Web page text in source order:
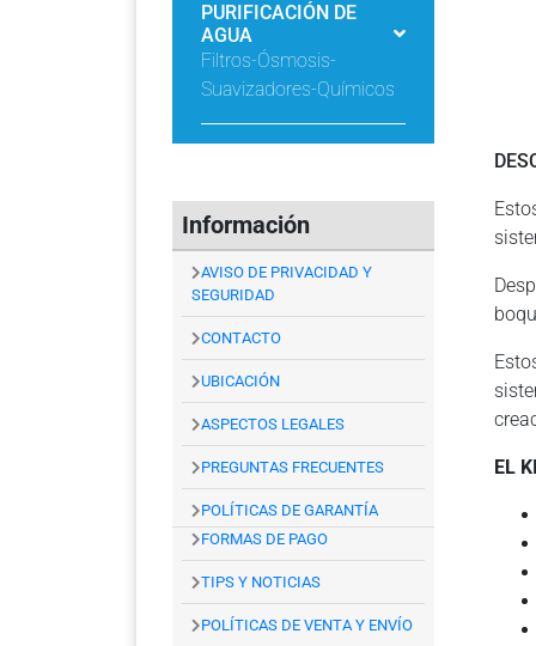
PURIFICACIÓN DE
AGUA
Filtros-Ósmosis-
Suavizadores-Químicos
Información
AVISO DE PRIVACIDAD Y
SEGURIDAD
CONTACTO
UBICACIÓN
ASPECTOS LEGALES
PREGUNTAS FRECUENTES
POLÍTICAS DE GARANTÍA
FORMAS DE PAGO
TIPS Y NOTICIAS
POLÍTICAS DE VENTA Y ENVÍO
EL